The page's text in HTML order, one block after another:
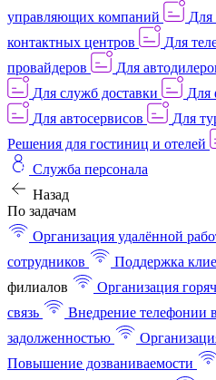
управляющих компаний
Для
контактных центров
Для
провайдеров
Для
Для служб доставки
Для
Для автосервисов
Для
Решения для гостиниц и отелей
Служба персонала
Назад
По задачам
Организация удалённой
сотрудников
Поддержка
филиалов
Организация
связь
Внедрение телефонии
задолженностью
Повышение дозваниваемости